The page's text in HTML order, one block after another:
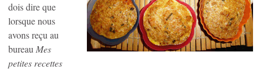
dois dire que
lorsque nous
avons reçu au
bureau Mes
petites recettes